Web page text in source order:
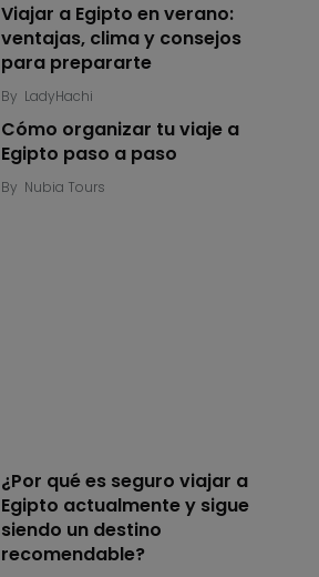
Viajar a Egipto en verano:
ventajas, clima y consejos
para prepararte
By LadyHachi
Cómo organizar tu viaje a
Egipto paso a paso
By Nubia Tours
¿Por qué es seguro viajar a
Egipto actualmente y sigue
siendo un destino
recomendable?